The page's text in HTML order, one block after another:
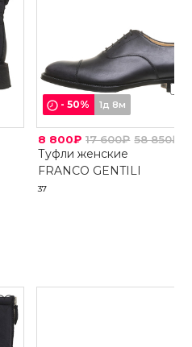
-50% 1д 8м
8 800₽ 17 600₽ 58 850₽
Туфли женские
FRANCO GENTILI
37